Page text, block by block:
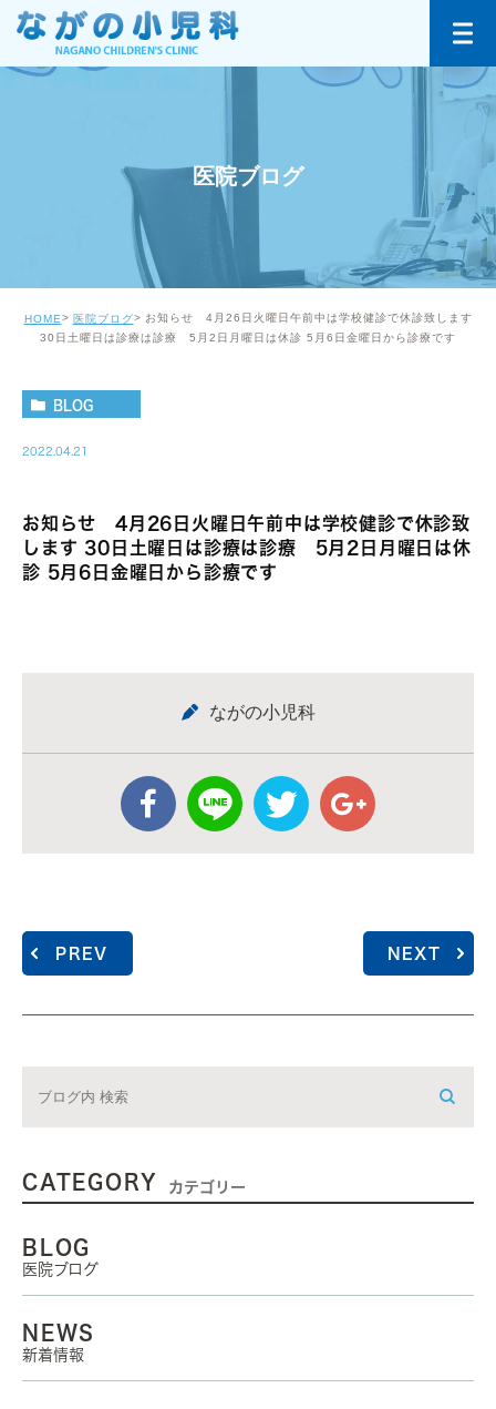
医院ブログ
HOME 医院ブログ
お知らせ 4月26日火曜日午前中は学校健診で休診致します
30日土曜日は診療は診療 5月2日月曜日は休診 5月6日金曜日から診療です
BLOG
2022.04.21
お知らせ 4月26日火曜日午前中は学校健診で休診致
します 30日土曜日は診療は診療 5月2日月曜日は休
診 5月6日金曜日から診療です
ながの小児科
PREV NEXT
CATEGORY カテゴリー
BLOG
医院ブログ
NEWS
新着情報